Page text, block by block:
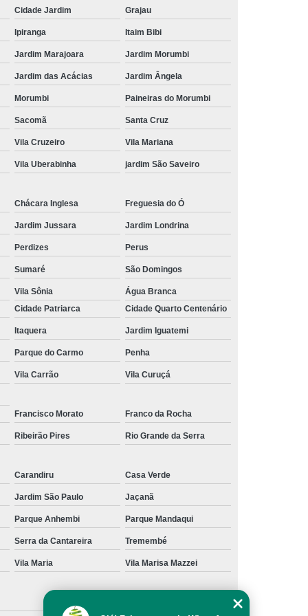
para Festa
Kit Lanche Personalizado
Kit Lanches
Frutas Cortadas em Pote
Frutas no Pote
Frutas no Pote para Vender
no Pote
Pote de Frutas
de Frutas
Salada de Fruta no Pote
Salada de Fruta para Empresa
de Fruta para Estoque de Empresa
Salada de Frutas para Empresa
para Escritórios
Cidade Jardim Grajau
Ipiranga Itaim Bibi
Jardim Marajoara Jardim Morumbi
Jardim das Acácias Jardim Ângela
Morumbi Paineiras do Morumbi
Sacomã Santa Cruz
Vila Cruzeiro Vila Mariana
Vila Uberabinha jardim São Saveiro
Chácara Inglesa Freguesia do Ó
Jardim Jussara Jardim Londrina
Perdizes Perus
Sumaré São Domingos
Vila Sônia
Água Branca
Cidade Patriarca Cidade Quarto Centenário
Itaquera Jardim Iguatemi
Parque do Carmo Penha
Vila Carrão Vila Curuçá
Francisco Morato Franco da Rocha
Ribeirão Pires Rio Grande da Serra
Carandiru Casa Verde
Jardim São Paulo Jaçanã
Parque Anhembi Parque Mandaqui
Serra da Cantareira Tremembé
Vila Maria Vila Marisa Mazzei